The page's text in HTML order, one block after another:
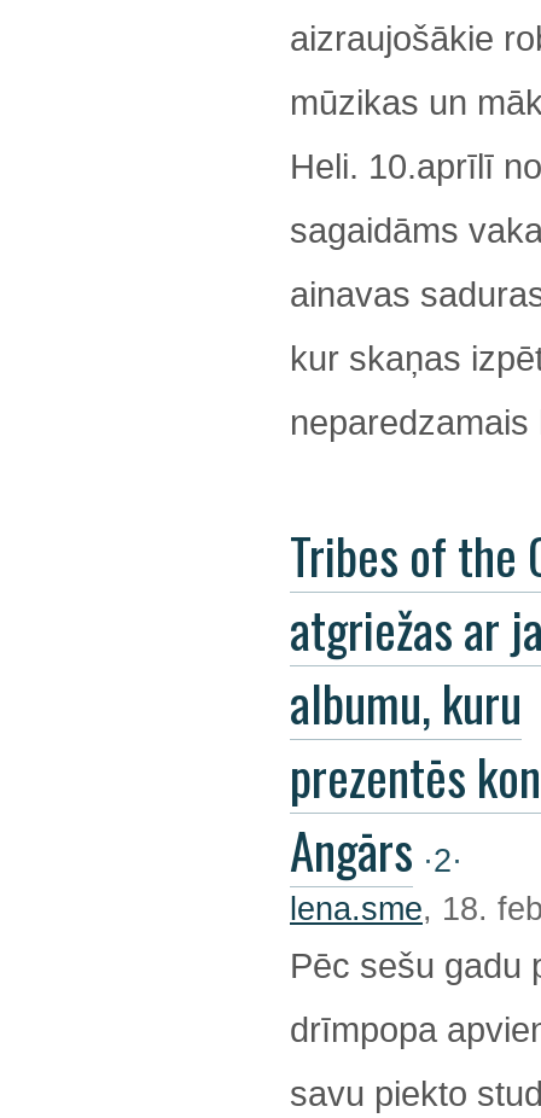
aizraujošākie
mūzikas un
Heli. 10.aprīlī
sagaidāms
ainavas
kur skaņas
Tribes of the
atgriežas ar
albumu, kuru
prezentēs
Angārs ·2·
lena.sme, 18.
Pēc sešu gadu
drīmpopa
savu piekto